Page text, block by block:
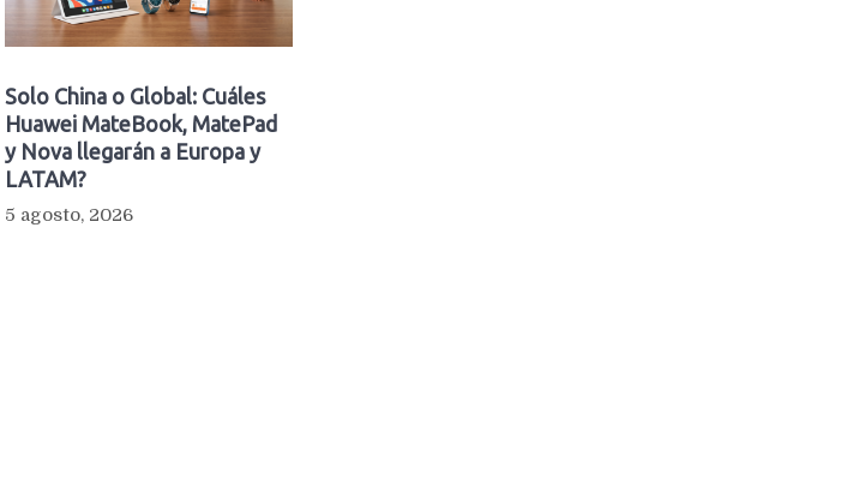
Solo China o Global: Cuáles
Huawei MateBook, MatePad
y Nova llegarán a Europa y
LATAM?
5 agosto, 2026